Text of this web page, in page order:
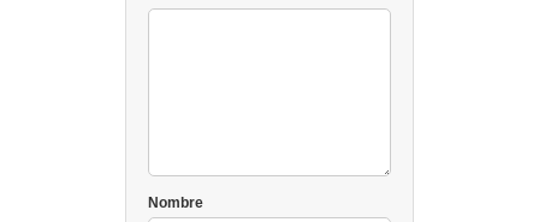
Nombre